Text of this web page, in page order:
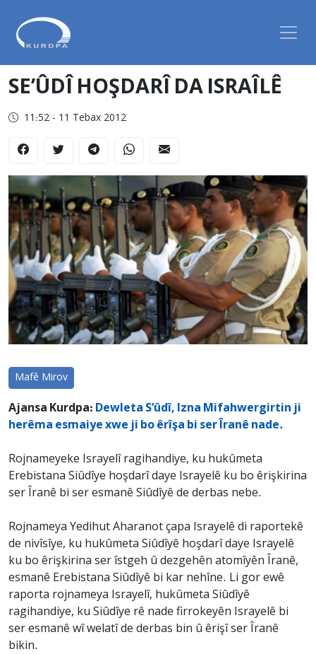
SE’ÛDÎ HOŞDARÎ DA ISRAÎLÊ
11:52 - 11 Tebax 2012
Mafê Mirov
Ajansa Kurdpa: Dewleta S’ûdî, Izna Mifahwergirtin ji
herêma esmaiye xwe ji bo êrîşa bi ser Îranê nade.
Rojnameyeke Israyelî ragihandiye, ku hukûmeta
Erebistana Siûdîye hoşdarî daye Israyelê ku bo êrişkirina
ser Îranê bi ser esmanê Siûdîyê de derbas nebe.
Rojnameya Yedihut Aharanot çapa Israyelê di raportekê
de nivîsîye, ku hukûmeta Siûdîyê hoşdarî daye Israyelê
ku bo êrişkirina ser îstgeh û dezgehên atomîyên Îranê,
esmanê Erebistana Siûdîyê bi kar nehîne. Li gor ewê
raporta rojnameya Israyelî, hukûmeta Siûdîyê
ragihandiye, ku Siûdîye rê nade firrokeyên Israyelê bi
ser esmanê wî welatî de derbas bin û êrişî ser Îranê
bikin.